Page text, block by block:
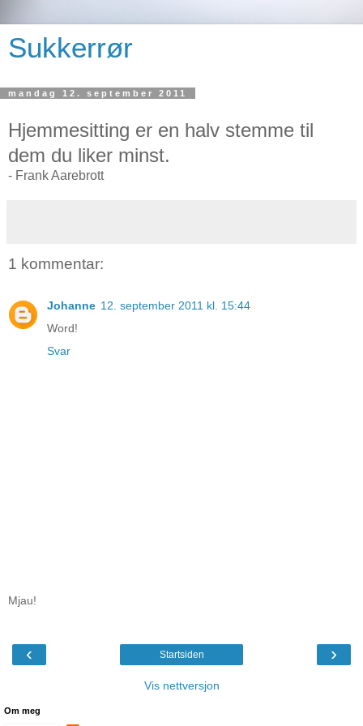
Sukkerrør
mandag 12. september 2011
Hjemmesitting er en halv stemme til
dem du liker minst.
- Frank Aarebrott
1 kommentar:
Johanne 12. september 2011 kl. 15:44
Word!
Svar
Mjau!
‹ ›
Startsiden
Vis nettversjon
Om meg